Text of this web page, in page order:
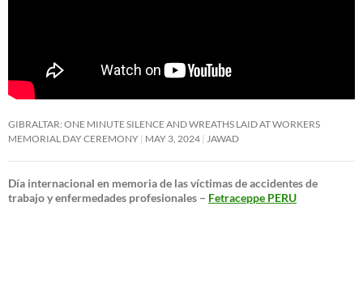
GIBRALTAR: ONE MINUTE SILENCE AND WREATHS LAID AT WORKERS
MEMORIAL DAY CEREMONY MAY 3, 2024 JAWAD
Día internacional en memoria de las víctimas de accidentes de
trabajo y enfermedades profesionales – Fetraceppe PERU